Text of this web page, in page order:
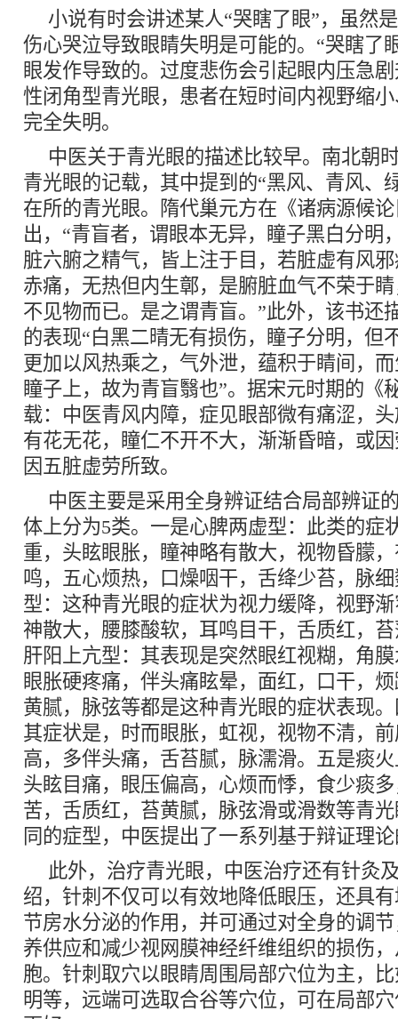
小说有时会讲述某人“哭瞎了眼”，虽然
伤心哭泣导致眼睛失明是可能的。“哭瞎了
眼发作导致的。过度悲伤会引起眼内压急
性闭角型青光眼，患者在短时间内视野缩
完全失明。
中医关于青光眼的描述比较早。南北朝
青光眼的记载，其中提到的“黑风、青风、
在所的青光眼。隋代巢元方在《诸病源候
出，“青盲者，谓眼本无异，瞳子黑白分明
脏六腑之精气，皆上注于目，若脏虚有风
赤痛，无热但内生鄣，是腑脏血气不荣于
不见物而已。是之谓青盲。”此外，该书还
的表现“白黑二晴无有损伤，瞳子分明，但
更加以风热乘之，气外泄，蕴积于睛间，
瞳子上，故为青盲翳也”。据宋元时期的《
载：中医青风内障，症见眼部微有痛涩，
有花无花，瞳仁不开不大，渐渐昏暗，或
因五脏虚劳所致。
中医主要是采用全身辨证结合局部辨证
体上分为5类。一是心脾两虚型：此类的症
重，头眩眼胀，瞳神略有散大，视物昏朦
鸣，五心烦热，口燥咽干，舌绛少苔，脉
型：这种青光眼的症状为视力缓降，视野
神散大，腰膝酸软，耳鸣目干，舌质红，
肝阳上亢型：其表现是突然眼红视糊，角
眼胀硬疼痛，伴头痛眩晕，面红，口干，
黄腻，脉弦等都是这种青光眼的症状表现
其症状是，时而眼胀，虹视，视物不清，
高，多伴头痛，舌苔腻，脉濡滑。五是痰
头眩目痛，眼压偏高，心烦而悸，食少痰
苦，舌质红，苔黄腻，脉弦滑或滑数等青
同的症型，中医提出了一系列基于辩证理
此外，治疗青光眼，中医治疗还有针灸
绍，针刺不仅可以有效地降低眼压，还具
节房水分泌的作用，并可通过对全身的调
养供应和减少视网膜神经纤维组织的损伤
胞。针刺取穴以眼睛周围局部穴位为主，
明等，远端可选取合谷等穴位，可在局部